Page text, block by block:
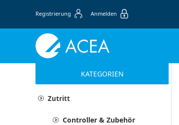
Registrierung Anmelden
KATEGORIEN
Zutritt
Controller & Zubehör